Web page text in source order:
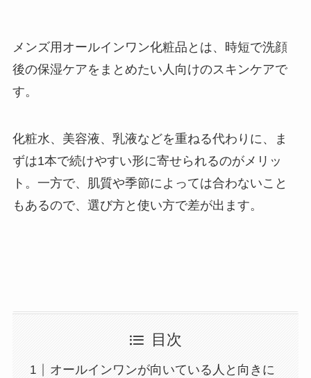
メンズ用オールインワン化粧品とは、時短で洗顔
後の保湿ケアをまとめたい人向けのスキンケアで
す。
化粧水、美容液、乳液などを重ねる代わりに、ま
ずは1本で続けやすい形に寄せられるのがメリッ
ト。一方で、肌質や季節によっては合わないこと
もあるので、選び方と使い方で差が出ます。
目次
オールインワンが向いている人と向きに